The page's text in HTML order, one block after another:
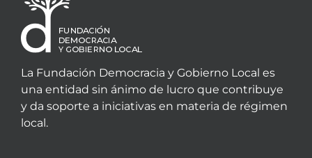
La Fundación Democracia y Gobierno Local es
una entidad sin ánimo de lucro que contribuye
y da soporte a iniciativas en materia de régimen
local.